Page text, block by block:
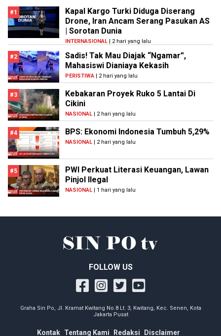
#1
Kapal Kargo Turki Diduga Diserang
Drone, Iran Ancam Serang Pasukan AS
| Sorotan Dunia
INTERNASIONAL | 2 hari yang lalu
#2
Sadis! Tak Mau Diajak “Ngamar”,
Mahasiswi Dianiaya Kekasih
PERISTIWA | 2 hari yang lalu
#3
Kebakaran Proyek Ruko 5 Lantai Di
Cikini
NASIONAL | 2 hari yang lalu
#4 BPS: Ekonomi Indonesia Tumbuh 5,29%
NASIONAL | 2 hari yang lalu
#5
PWI Perkuat Literasi Keuangan, Lawan
Pinjol Ilegal
NASIONAL | 1 hari yang lalu
FOLLOW US
Graha Sin Po, Jl. Kramat Kwitang No.8 Lt. 3, Kwitang, Kec. Senen, Kota
Jakarta Pusat
Kontak Tentang Kami Redaksi Disclaimer